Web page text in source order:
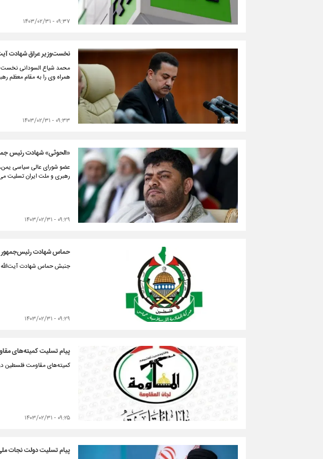
۰۹:۳۷ - ۱۴۰۳/۰۲/۳۱
نخست‌وزیر عراق شهادت
محمد شیاع السودانی نخست
همراه وی را به مقام معظم
۰۹:۳۳ - ۱۴۰۳/۰۲/۳۱
«الحوثی» شهادت رئیس
عضو شورای عالی سیاسی
رهبری و ملت ایران تسلیت
۰۹:۲۹ - ۱۴۰۳/۰۲/۳۱
حماس شهادت رئیس‌جمهور
جنبش حماس شهادت آیت‌الله
۰۹:۲۹ - ۱۴۰۳/۰۲/۳۱
پیام تسلیت کمیته‌های
کمیته‌های مقاومت فلسطین
۰۹:۲۵ - ۱۴۰۳/۰۲/۳۱
پیام تسلیت دولت نجات